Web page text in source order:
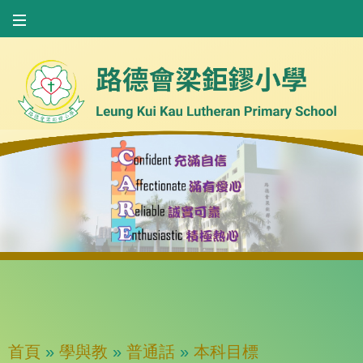
首頁 » 學與教 » 普通話 » 本科目標